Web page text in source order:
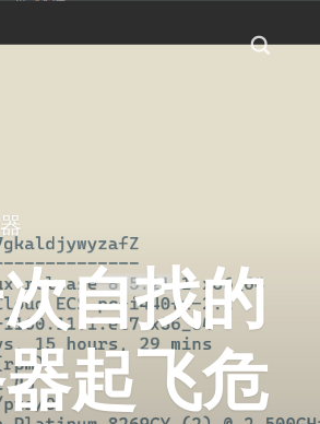
自找的
起飞危